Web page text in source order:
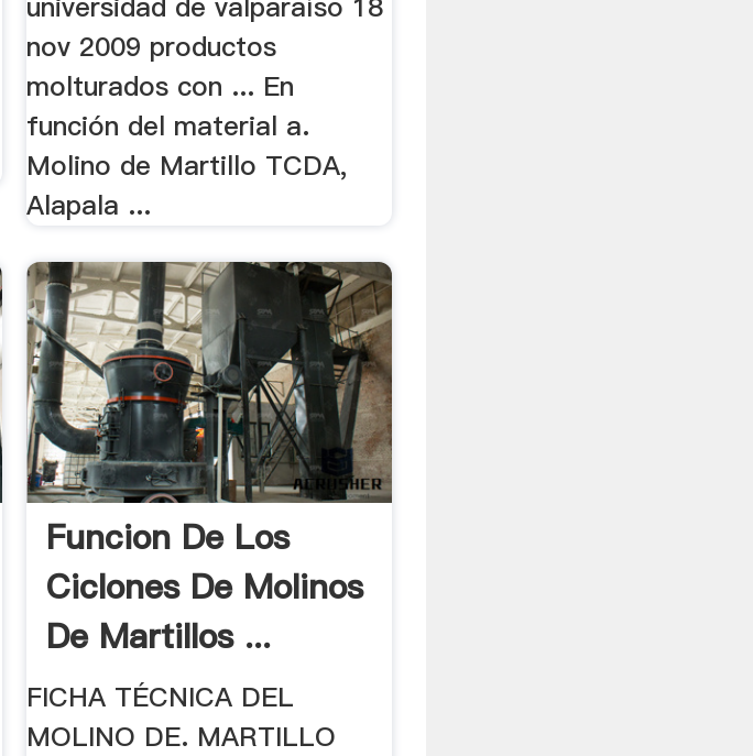
nov 2009 productos
molturados con ... En
función del material a.
Molino de Martillo TCDA,
Alapala ...
Funcion De Los
Ciclones De Molinos
De Martillos ...
FICHA TÉCNICA DEL
MOLINO DE. MARTILLO